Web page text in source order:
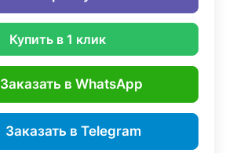
Купить в 1 клик
Заказать в WhatsApp
Заказать в Telegram